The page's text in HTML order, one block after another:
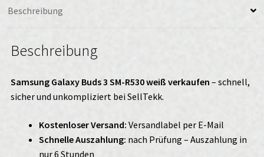
Beschreibung
Beschreibung
Samsung Galaxy Buds 3 SM-R530 weiß verkaufen – schnell,
sicher und unkompliziert bei SellTekk.
Kostenloser Versand: Versandlabel per E-Mail
Schnelle Auszahlung: nach Prüfung – Auszahlung in
nur 6 Stunden